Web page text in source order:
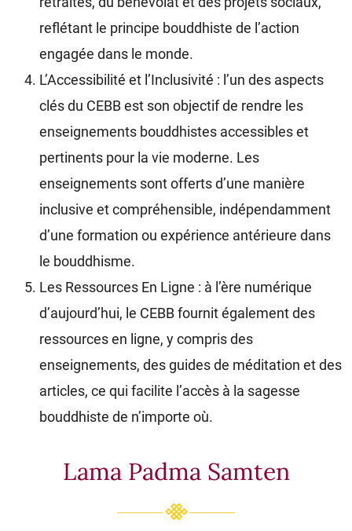
reflétant le principe bouddhiste de l’action
engagée dans le monde.
L’Accessibilité et l’Inclusivité : l’un des aspects
clés du CEBB est son objectif de rendre les
enseignements bouddhistes accessibles et
pertinents pour la vie moderne. Les
enseignements sont offerts d’une manière
inclusive et compréhensible, indépendamment
d’une formation ou expérience antérieure dans
le bouddhisme.
Les Ressources En Ligne : à l’ère numérique
d’aujourd’hui, le CEBB fournit également des
ressources en ligne, y compris des
enseignements, des guides de méditation et des
articles, ce qui facilite l’accès à la sagesse
bouddhiste de n’importe où.
Lama Padma Samten